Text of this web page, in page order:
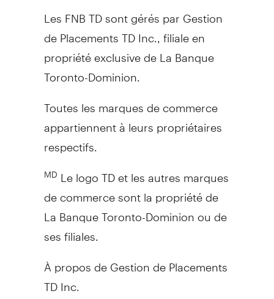
Les FNB TD sont gérés par Gestion
de Placements TD Inc., filiale en
propriété exclusive de La Banque
Toronto-Dominion.
Toutes les marques de commerce
appartiennent à leurs propriétaires
respectifs.
MD Le logo TD et les autres marques
de commerce sont la propriété de
La Banque Toronto-Dominion ou de
ses filiales.
À propos de Gestion de Placements
TD Inc.